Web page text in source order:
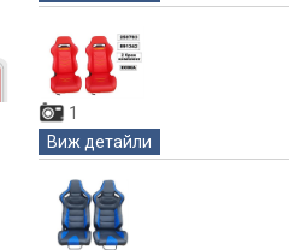
1
Виж детайли